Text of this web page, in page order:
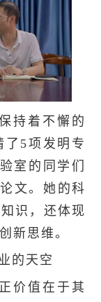
持着不懈的
了5项发明专
室的同学们
文。她的科
识，还体现
新思维。
的天空
价值在于其